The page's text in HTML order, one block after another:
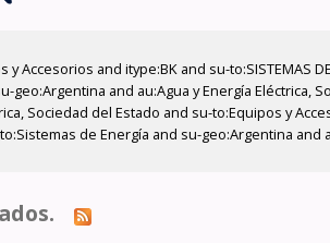
and itype:BK and su-to:SISTEMAS
and au:Agua y Energía Eléctrica,
Sociedad del Estado and su-to:Equipos y
de Energía and su-geo:Argentina and